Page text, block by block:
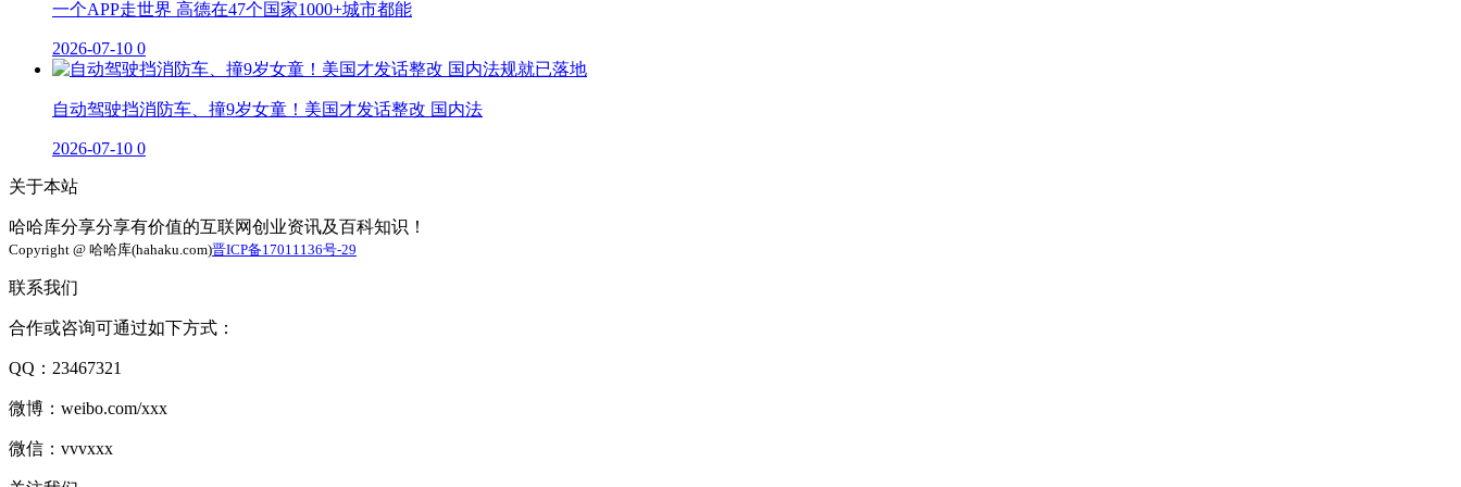
一个APP走世界 高德在47个国家1000+城市都能
2026-07-10 0
自动驾驶挡消防车、撞9岁女童！美国才发话整改 国内法
2026-07-10 0
关于本站
哈哈库分享分享有价值的互联网创业资讯及百科知识！
Copyright @ 哈哈库(hahaku.com)晋ICP备17011136号-29
联系我们
合作或咨询可通过如下方式：
QQ：23467321
微博：weibo.com/xxx
微信：vvvxxx